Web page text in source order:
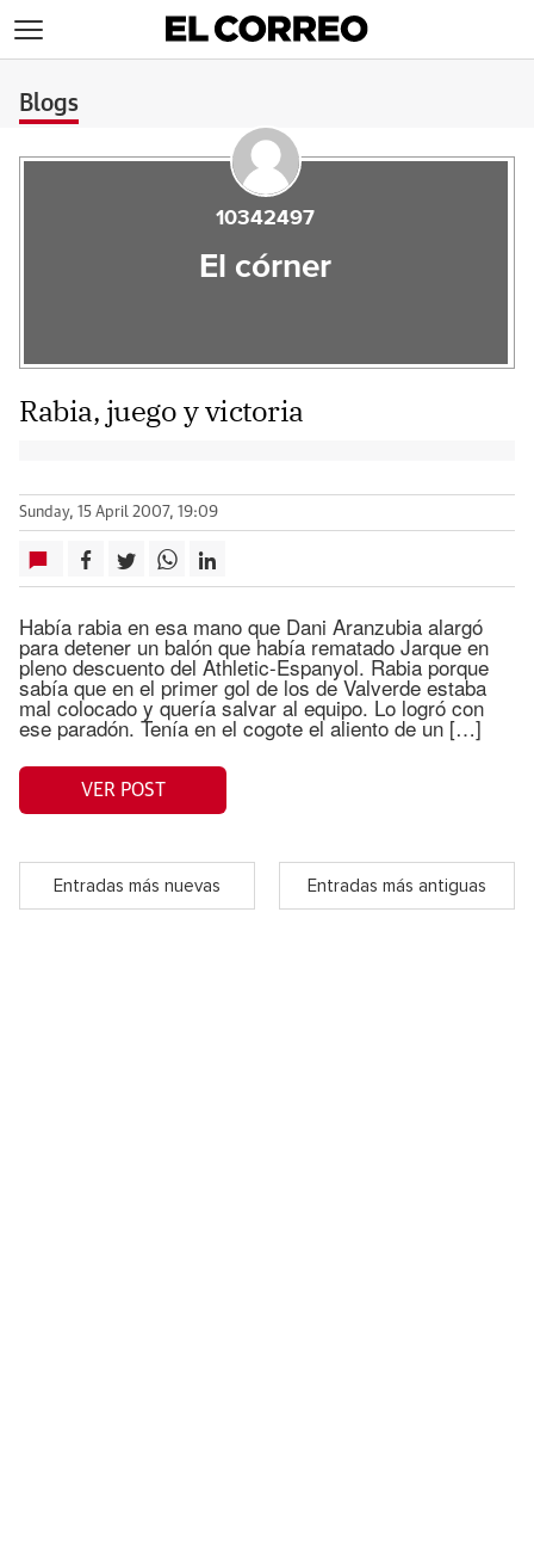
Blogs
10342497
El córner
Rabia, juego y victoria
Sunday, 15 April 2007, 19:09
Había rabia en esa mano que Dani Aranzubia alargó
para detener un balón que había rematado Jarque en
pleno descuento del Athletic-Espanyol. Rabia porque
sabía que en el primer gol de los de Valverde estaba
mal colocado y quería salvar al equipo. Lo logró con
ese paradón. Tenía en el cogote el aliento de un […]
VER POST
Entradas más nuevas Entradas más antiguas